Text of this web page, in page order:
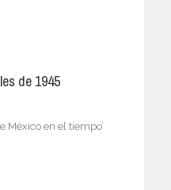
de 1945
México en el tiempo’